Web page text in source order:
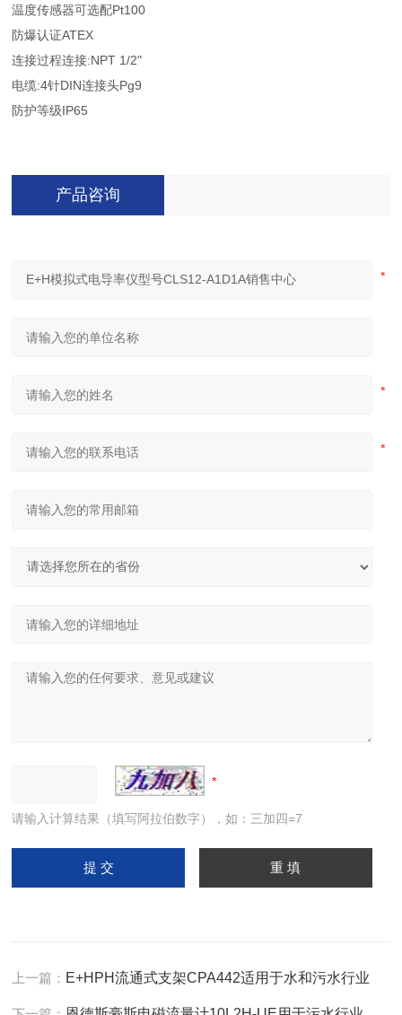
温度传感器可选配Pt100
防爆认证ATEX
连接过程连接:NPT 1/2"
电缆:4针DIN连接头Pg9
防护等级IP65
产品咨询
请输入计算结果（填写阿拉伯数字），如：三加四=7
上一篇： E+HPH流通式支架CPA442适用于水和污水行业